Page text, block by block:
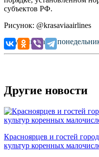
субъектов РФ.
Рисунок: @krasaviaairlines
Опубликовано:
Другие новости
Красноярцев и гостей
культур коренных